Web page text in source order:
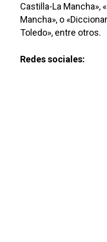
Castilla-La Mancha»,
Mancha», o
Toledo», entre otros.
Redes sociales: